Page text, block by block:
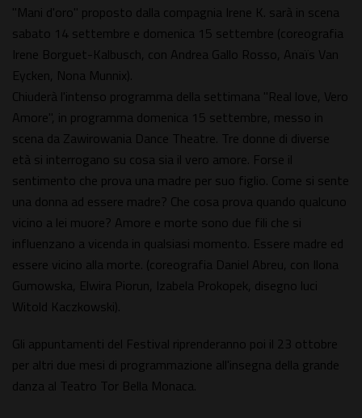
"Mani d'oro" proposto dalla compagnia Irene K. sarà in scena
sabato 14 settembre e domenica 15 settembre (coreografia
Irene Borguet-Kalbusch, con Andrea Gallo Rosso, Anaïs Van
Eycken, Nona Munnix).
Chiuderà l'intenso programma della settimana "Real love, Vero
Amore", in programma domenica 15 settembre, messo in
scena da Zawirowania Dance Theatre. Tre donne di diverse
età si interrogano su cosa sia il vero amore. Forse il
sentimento che prova una madre per suo figlio. Come si sente
una donna ad essere madre? Che cosa prova quando qualcuno
vicino a lei muore? Amore e morte sono due fili che si
influenzano a vicenda in qualsiasi momento. Essere madre ed
essere vicino alla morte. (coreografia Daniel Abreu, con Ilona
Gumowska, Elwira Piorun, Izabela Prokopek, disegno luci
Witold Kaczkowski).
Gli appuntamenti del Festival riprenderanno poi il 23 ottobre
per altri due mesi di programmazione all'insegna della grande
danza al Teatro Tor Bella Monaca.